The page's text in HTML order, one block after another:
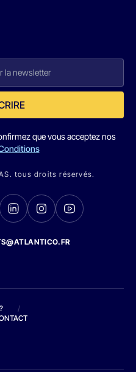
que vous acceptez nos
tous droits réservés.
/